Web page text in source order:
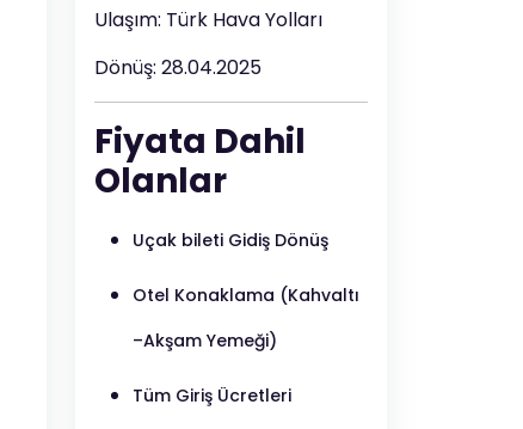
Ulaşım: Türk Hava Yolları
Dönüş: 28.04.2025
Fiyata Dahil
Olanlar
Uçak bileti Gidiş Dönüş
Otel Konaklama (Kahvaltı
–Akşam Yemeği)
Tüm Giriş Ücretleri